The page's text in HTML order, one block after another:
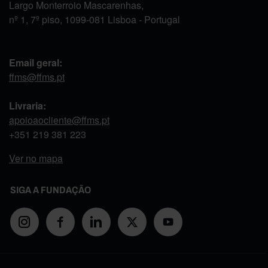
Largo Monterroio Mascarenhas,
nº 1, 7º piso, 1099-081 Lisboa - Portugal
Email geral:
ffms@ffms.pt
Livraria:
apoioaocliente@ffms.pt
+351 219 381 223
Ver no mapa
SIGA A FUNDAÇÃO